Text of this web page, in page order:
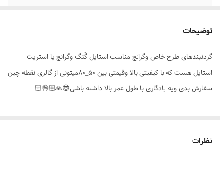
نوع زنجیر دیپلمات
توضیحات
گردنبندهای طرح خاص وگرانچ مناسب استایل گَنگ وگرانچ یا استریت
استایل هست که با کیفیتی بالا وقیمتی بین ۵۰_۸۰میتونی از گالری نقطه چین
سفارش بدی ویه یادگاری با طول عمر بالا داشته باشی😎🙏🏼👌🏻
نظرات